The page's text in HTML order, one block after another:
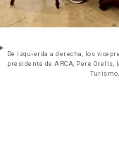
De izquierda a derecha, los
presidente de ARCA, Pere